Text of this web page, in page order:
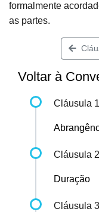
formalmente
as partes.
Voltar à
Cláusula 1
Cláusula 2
Duração
Cláusula 3